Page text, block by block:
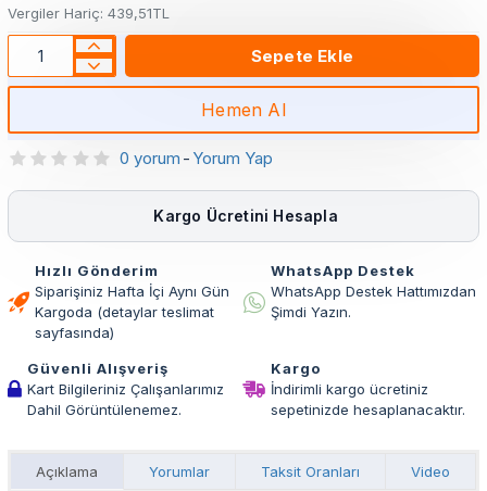
0 yorum - Yorum Yap
Vergiler Hariç: 439,51TL
Sepete Ekle
Hemen Al
Kargo Ücretini Hesapla
Hızlı Gönderim
Siparişiniz Hafta İçi Aynı Gün
Kargoda (detaylar teslimat
sayfasında)
WhatsApp Destek
WhatsApp Destek Hattımızdan
Şimdi Yazın.
Güvenli Alışveriş
Kart Bilgileriniz Çalışanlarımız
Dahil Görüntülenemez.
Kargo
İndirimli kargo ücretiniz
sepetinizde hesaplanacaktır.
Açıklama Yorumlar Taksit Oranları Video